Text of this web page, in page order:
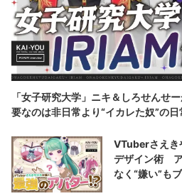
「女子研究大学」ニキ＆しろせん
要なのは非日常より“イカレた奴”の日
VTuberさえき
デザイン術 ア
なく“嫌い”も